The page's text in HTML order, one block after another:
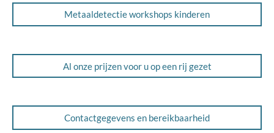
Metaaldetectie workshops kinderen
Al onze prijzen voor u op een rij gezet
Contactgegevens en bereikbaarheid